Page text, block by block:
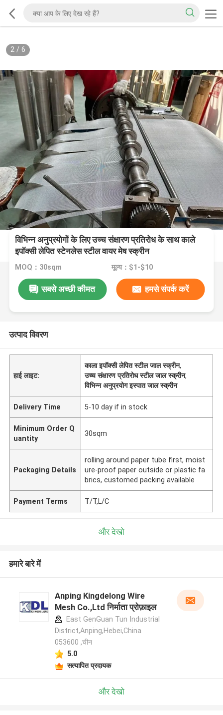
2/ 6
विभिन्न अनुप्रयोगों के लिए उच्च संक्षारण प्रतिरोध के साथ काले
इपॉक्सी लेपित स्टेनलेस स्टील वायर मेष स्क्रीन
MOQ：30sqm मूल्य：$1-$10
सबसे अच्छी कीमत हमसे संपर्क करें
उत्पाद विवरण
हाई लाइट:
काला इपॉक्सी लेपित स्टील जाल स्क्रीन,
उच्च संक्षारण प्रतिरोध स्टील जाल स्क्रीन,
विभिन्न अनुप्रयोग इस्पात जाल स्क्रीन
Delivery Time 5-10 day if in stock
Minimum Order Q
uantity
30sqm
Packaging Details
rolling around paper tube first, moist
ure-proof paper outside or plastic fa
brics, customed packing available
Payment Terms T/T,L/C
और देखो
हमारे बारे में
Anping Kingdelong Wire
Mesh Co.,Ltd निर्माता प्रोफ़ाइल
East GenGuan Tun Industrial
District,Anping,Hebei,China
053600 ,चीन
5.0
सत्यापित प्रदायक
और देखो